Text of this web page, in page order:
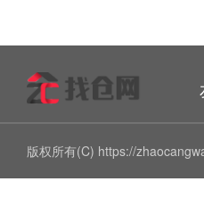
版权所有(C) https://